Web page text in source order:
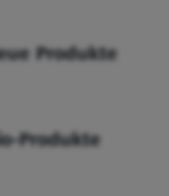
Produkte
Produkte